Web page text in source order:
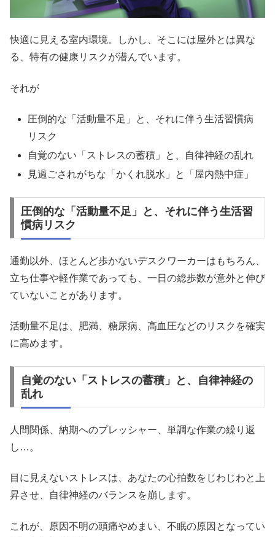
快適に見える室内環境。しかし、そこには屋外とは異な
る、特有の健康リスクが潜んでいます。
それが
圧倒的な「活動量不足」と、それに伴う生活習慣病
リスク
自覚のない「ストレスの蓄積」と、自律神経の乱れ
見過ごされがちな「かくれ脱水」と「屋内熱中症」
圧倒的な「活動量不足」と、それに伴う生活習
慣病リスク
通勤以外、ほとんど歩かないデスクワーカーはもちろん、
立ち仕事や軽作業であっても、一日の総歩数が意外と伸び
ていないことがあります。
活動量不足は、肥満、糖尿病、高血圧などのリスクを確実
に高めます。
自覚のない「ストレスの蓄積」と、自律神経の
乱れ
人間関係、納期へのプレッシャー、単調な作業の繰り返
し…。
目に見えないストレスは、あなたの心拍数をじわじわと上
昇させ、自律神経のバランスを崩します。
これが、原因不明の頭痛やめまい、不眠の原因となってい